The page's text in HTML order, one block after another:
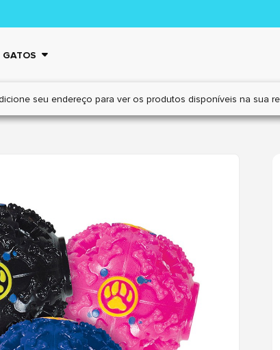
GATOS
seu endereço para ver os produtos disponíveis na sua